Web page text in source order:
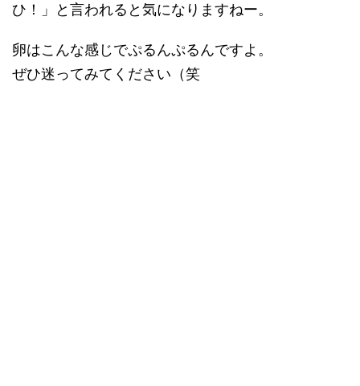
ひ！」と言われると気になりますねー。
卵はこんな感じでぷるんぷるんですよ。
ぜひ迷ってみてください（笑